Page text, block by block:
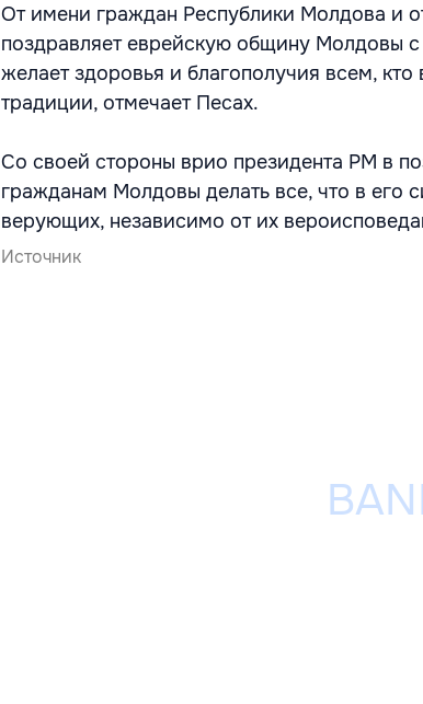
От имени граждан Республики Молдова и
поздравляет еврейскую общину Молдовы
желает здоровья и благополучия всем,
традиции, отмечает Песах.
Со своей стороны врио президента РМ в
гражданам Молдовы делать все, что в его
верующих, независимо от их
Источник